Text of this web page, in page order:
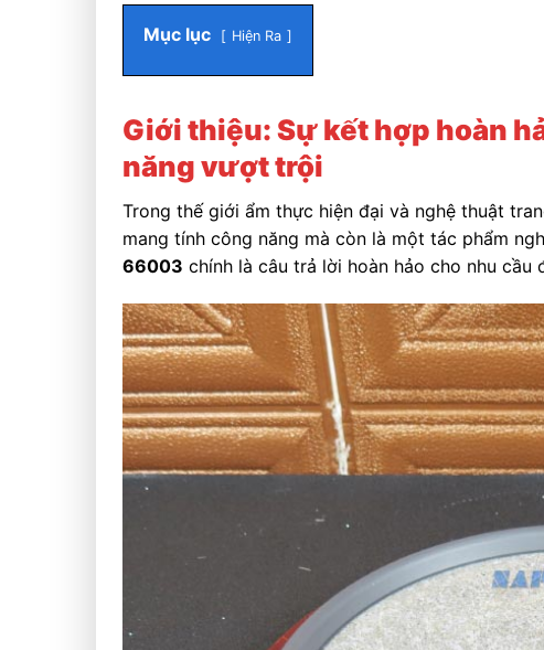
Mục lục Hiện Ra
Giới thiệu: Sự kết hợp hoàn
năng vượt trội
Trong thế giới ẩm thực hiện đại và nghệ thuật
mang tính công năng mà còn là một tác phẩm
66003 chính là câu trả lời hoàn hảo cho nhu cầu